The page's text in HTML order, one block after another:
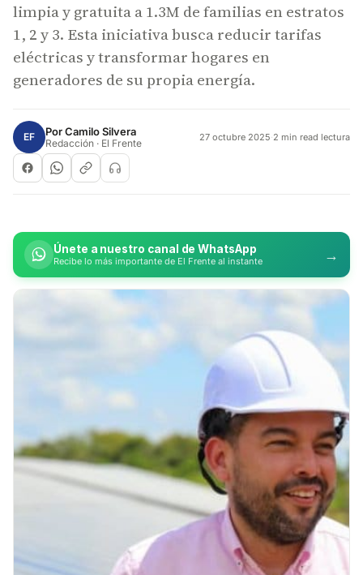
limpia y gratuita a 1.3M de familias en estratos
1, 2 y 3. Esta iniciativa busca reducir tarifas
eléctricas y transformar hogares en
generadores de su propia energía.
EF PorCamilo Silvera
Redacción · El Frente 27 octubre 2025·2 min read lectura
Únete a nuestro canal de WhatsApp
Recibe lo más importante de El Frente al instante →